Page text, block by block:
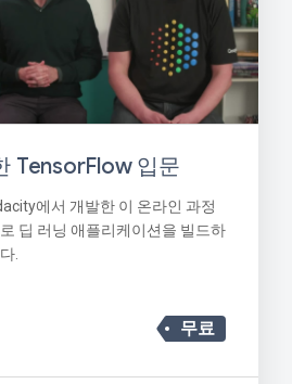
TensorFlow 입문
에서 개발한 이 온라인 과정
딥 러닝 애플리케이션을 빌드하
.
무료